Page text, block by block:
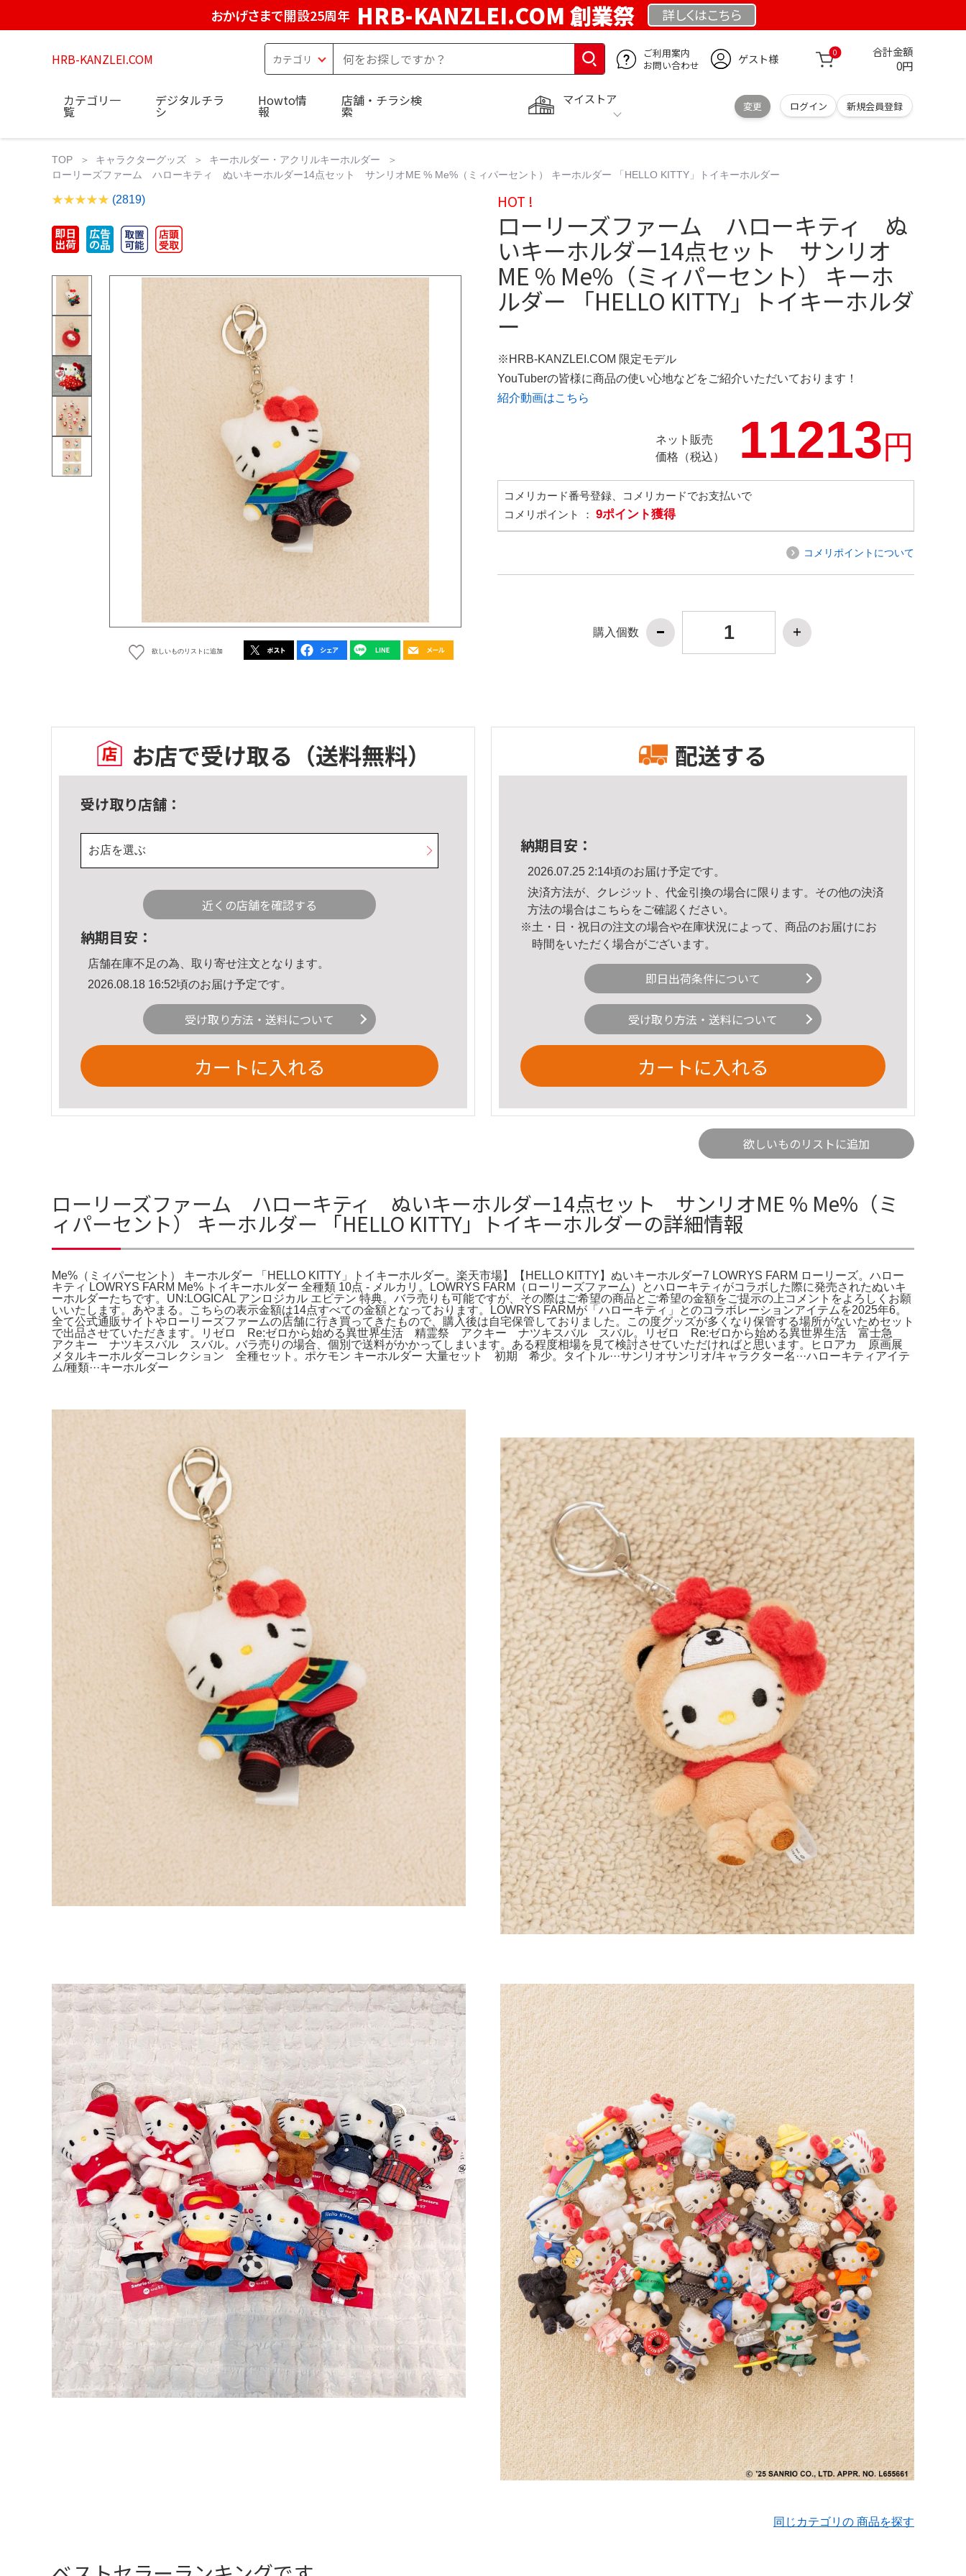
おかげさまで開設25周年 HRB-KANZLEI.COM 創業祭 詳しくはこちら
HRB-KANZLEI.COM
ご利用案内
お問い合わせ
ゲスト様 0 合計金額
0円
マイストア
変更 ログイン 新規会員登録
カテゴリ一
覧
デジタルチラ
シ
Howto情
報
店舗・チラシ検
索
TOP キャラクターグッズ
キーホルダー・アクリルキーホルダー
ローリーズファーム ハローキティ ぬいキーホルダー14点セット サンリオME % Me%（ミィパーセント） キーホルダー 「HELLO KITTY」トイキーホルダー
(2819)
欲しいものリストに追加
HOT !
ローリーズファーム ハローキティ ぬ
いキーホルダー14点セット サンリオ
ME % Me%（ミィパーセント） キーホ
ルダー 「HELLO KITTY」トイキーホルダ
ー
※HRB-KANZLEI.COM 限定モデル
YouTuberの皆様に商品の使い心地などをご紹介いただいております！
紹介動画はこちら
ネット販売
価格（税込）
11213円
コメリカード番号登録、コメリカードでお支払いで
コメリポイント ： 9ポイント獲得
コメリポイントについて
購入個数
お店で受け取る （送料無料）
受け取り店舗：
お店を選ぶ
近くの店舗を確認する
納期目安：
店舗在庫不足の為、取り寄せ注文となります。
2026.08.18 16:52頃のお届け予定です。
受け取り方法・送料について
カートに入れる
配送する
納期目安：
2026.07.25 2:14頃のお届け予定です。
決済方法が、クレジット、代金引換の場合に限ります。その他の決済
方法の場合はこちら をご確認ください。
※土・日・祝日の注文の場合や在庫状況によって、商品のお届けにお
時間をいただく場合がございます。
即日出荷条件について
受け取り方法・送料について
カートに入れる
欲しいものリストに追加
ローリーズファーム ハローキティ ぬいキーホルダー14点セット サンリオME % Me%（ミ
ィパーセント） キーホルダー 「HELLO KITTY」トイキーホルダーの詳細情報
Me%（ミィパーセント） キーホルダー 「HELLO KITTY」トイキーホルダー。楽天市場】【HELLO KITTY】ぬいキーホルダー7 LOWRYS FARM ローリーズ。ハロー
キティ LOWRYS FARM Me% トイキーホルダー 全種類 10点 - メルカリ。LOWRYS FARM（ローリーズファーム）とハローキティがコラボした際に発売されたぬいキ
ーホルダーたちです。UN:LOGICAL アンロジカル エビテン 特典。バラ売りも可能ですが、その際はご希望の商品とご希望の金額をご提示の上コメントをよろしくお願
いいたします。あやまる。こちらの表示金額は14点すべての金額となっております。LOWRYS FARMが「ハローキティ」とのコラボレーションアイテムを2025年6。
全て公式通販サイトやローリーズファームの店舗に行き買ってきたもので、購入後は自宅保管しておりました。この度グッズが多くなり保管する場所がないためセット
で出品させていただきます。リゼロ Re:ゼロから始める異世界生活 精霊祭 アクキー ナツキスバル スバル。リゼロ Re:ゼロから始める異世界生活 富士急
アクキー ナツキスバル スバル。バラ売りの場合、個別で送料がかかってしまいます。ある程度相場を見て検討させていただければと思います。ヒロアカ 原画展
メタルキーホルダーコレクション 全種セット。ポケモン キーホルダー 大量セット 初期 希少。タイトル···サンリオサンリオ/キャラクター名···ハローキティアイテ
ム/種類···キーホルダー
同じカテゴリの 商品を探す